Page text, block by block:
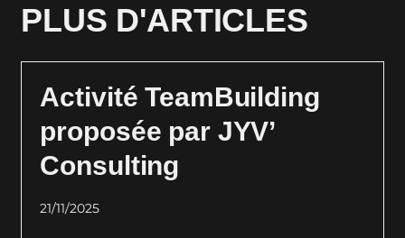
PLUS D'ARTICLES
Activité TeamBuilding
proposée par JYV’
Consulting
21/11/2025